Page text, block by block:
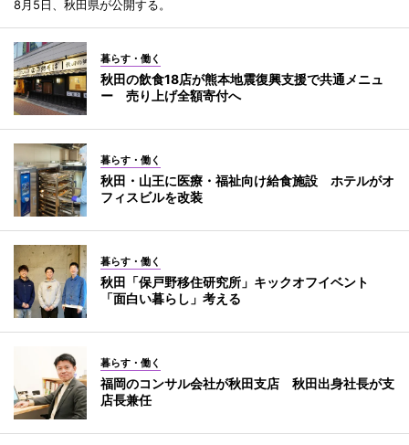
8月5日、秋田県が公開する。
暮らす・働く
秋田の飲食18店が熊本地震復興支援で共通メニュ
ー 売り上げ全額寄付へ
暮らす・働く
秋田・山王に医療・福祉向け給食施設 ホテルがオ
フィスビルを改装
暮らす・働く
秋田「保戸野移住研究所」キックオフイベント
「面白い暮らし」考える
暮らす・働く
福岡のコンサル会社が秋田支店 秋田出身社長が支
店長兼任